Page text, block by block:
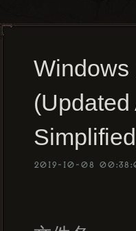
Windows
2019-10-08